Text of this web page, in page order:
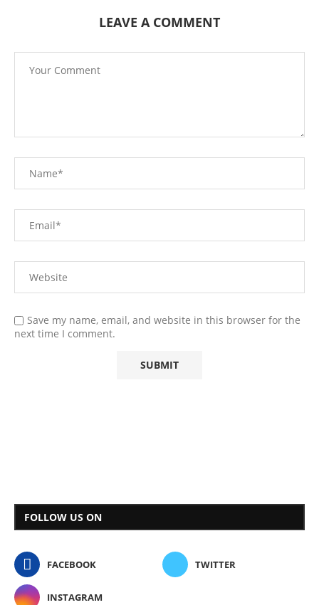
LEAVE A COMMENT
Save my name, email, and website in this browser for the
next time I comment.
FOLLOW US ON
FACEBOOK TWITTER
INSTAGRAM